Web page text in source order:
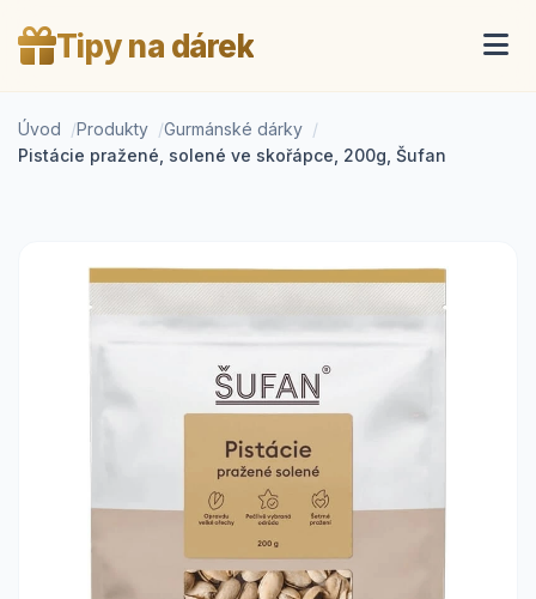
Tipy na dárek
Úvod Produkty
Gurmánské dárky
Pistácie pražené, solené ve skořápce, 200g, Šufan